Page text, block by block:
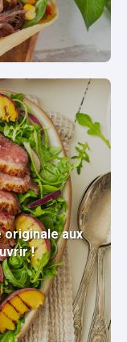
originale aux
!